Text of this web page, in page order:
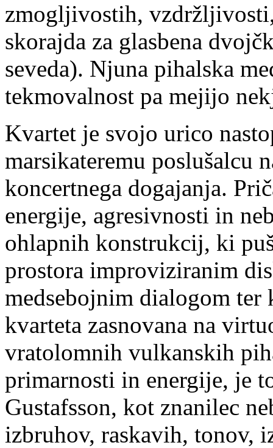
zmogljivostih,
skorajda za glasbena
seveda). Njuna pihalska
tekmovalnost pa mejijo
Kvartet je svojo urico
marsikateremu
koncertnega dogajanja.
energije, agresivnosti in
ohlapnih konstrukcij, ki
prostora improviziranim
medsebojnim dialogom
kvarteta zasnovana na
vratolomnih vulkanskih
primarnosti in energije, je
Gustafsson, kot znanilec
izbruhov, raskavih, tonov,